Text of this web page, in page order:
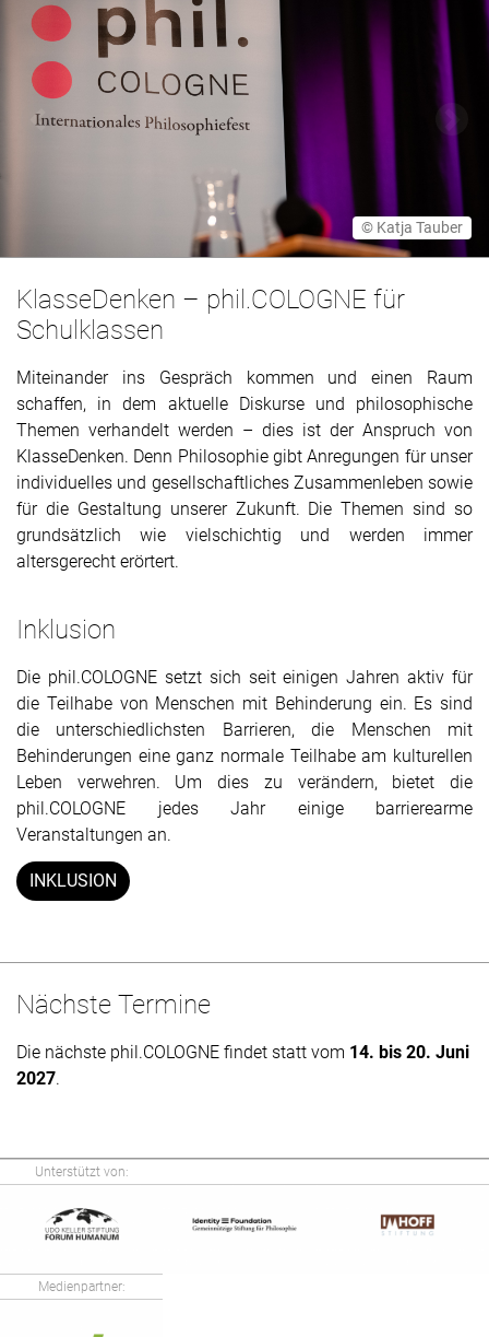
© Katja Tauber
Voriges Bild anzeigen
KlasseDenken – phil.COLOGNE für
Schulklassen
Miteinander ins Gespräch kommen und einen Raum
schaffen, in dem aktuelle Diskurse und philosophische
Themen verhandelt werden – dies ist der Anspruch von
KlasseDenken. Denn Philosophie gibt Anregungen für unser
individuelles und gesellschaftliches Zusammenleben sowie
für die Gestaltung unserer Zukunft. Die Themen sind so
grundsätzlich wie vielschichtig und werden immer
altersgerecht erörtert.
Inklusion
Die phil.COLOGNE setzt sich seit einigen Jahren aktiv für
die Teilhabe von Menschen mit Behinderung ein. Es sind
die unterschiedlichsten Barrieren, die Menschen mit
Behinderungen eine ganz normale Teilhabe am kulturellen
Leben verwehren. Um dies zu verändern, bietet die
phil.COLOGNE jedes Jahr einige barrierearme
Veranstaltungen an.
INKLUSION
Nächste Termine
Die nächste phil.COLOGNE findet statt vom 14. bis 20. Juni
2027.
Unterstützt von:
Medienpartner: